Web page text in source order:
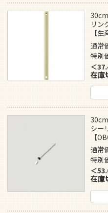
リン
【生
通常
特別
在庫
シー
【
通常
特別
在庫